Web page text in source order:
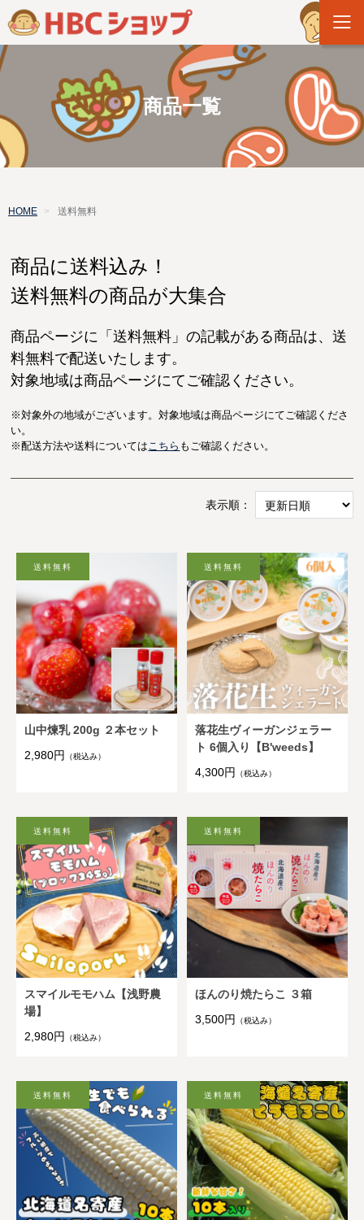
商品一覧
HOME 送料無料
商品に送料込み！
送料無料の商品が大集合
商品ページに「送料無料」の記載がある商品は、送
料無料で配送いたします。
対象地域は商品ページにてご確認ください。
※対象外の地域がございます。対象地域は商品ページにてご確認くださ
い。
※配送方法や送料についてはこちら もご確認ください。
表示順：
山中煉乳 200g ２本セット
2,980円
（税込み）
落花生ヴィーガンジェラー
ト 6個入り【B'weeds】
4,300円
（税込み）
スマイルモモハム【浅野農
場】
2,980円
（税込み）
ほんのり焼たらこ ３箱
3,500円
（税込み）